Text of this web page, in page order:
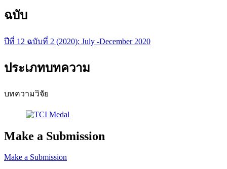
ฉบับ
ปีที่ 12 ฉบับที่ 2 (2020): July -December 2020
ประเภทบทความ
บทความวิจัย
Make a Submission
Make a Submission